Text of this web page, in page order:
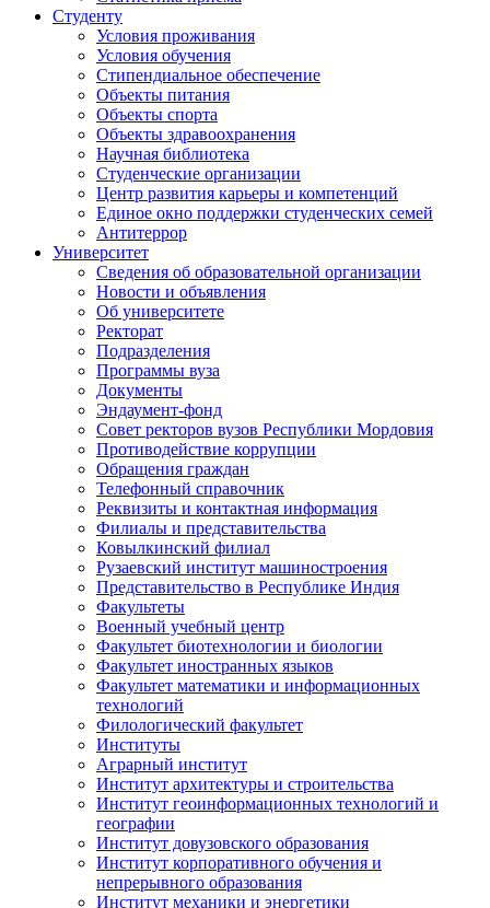
Студенту
Условия проживания
Условия обучения
Стипендиальное обеспечение
Объекты питания
Объекты спорта
Объекты здравоохранения
Научная библиотека
Студенческие организации
Центр развития карьеры и компетенций
Единое окно поддержки студенческих семей
Антитеррор
Университет
Сведения об образовательной организации
Новости и объявления
Об университете
Ректорат
Подразделения
Программы вуза
Документы
Эндаумент-фонд
Совет ректоров вузов Республики Мордовия
Противодействие коррупции
Обращения граждан
Телефонный справочник
Реквизиты и контактная информация
Филиалы и представительства
Ковылкинский филиал
Рузаевский институт машиностроения
Представительство в Республике Индия
Факультеты
Военный учебный центр
Факультет биотехнологии и биологии
Факультет иностранных языков
Факультет математики и информационных
технологий
Филологический факультет
Институты
Аграрный институт
Институт архитектуры и строительства
Институт геоинформационных технологий и
географии
Институт довузовского образования
Институт корпоративного обучения и
непрерывного образования
Институт механики и энергетики